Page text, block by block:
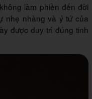
làm phiền đến đời
nhẹ nhàng và ý tứ của
được duy trì đúng tinh